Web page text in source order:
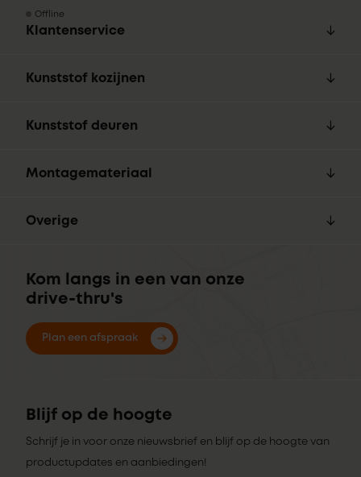
Offline
Klantenservice
Kunststof kozijnen
Kunststof deuren
Montagemateriaal
Overige
Kom langs in een van onze
drive-thru's
Plan een afspraak
Blijf op de hoogte
Schrijf je in voor onze nieuwsbrief en blijf op de hoogte van
productupdates en aanbiedingen!